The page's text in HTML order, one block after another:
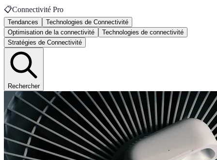
📋Connectivité Pro
Tendances
Technologies de Connectivité
Optimisation de la connectivité
Technologies de connectivité
Stratégies de Connectivité
Rechercher